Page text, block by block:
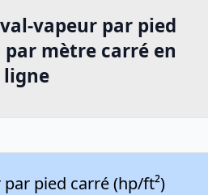
vapeur par pied
mètre carré en
ligne
par pied carré (hp/ft²)